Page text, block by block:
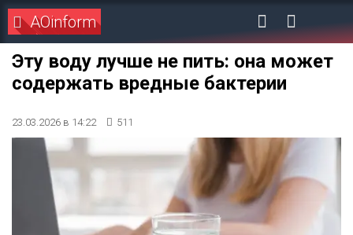
AOinform
Эту воду лучше не пить: она может
содержать вредные бактерии
23.03.2026 в 14:22 511